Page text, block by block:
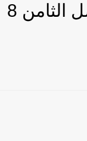
رواية جرح الياسمين الفصل الثامن 8